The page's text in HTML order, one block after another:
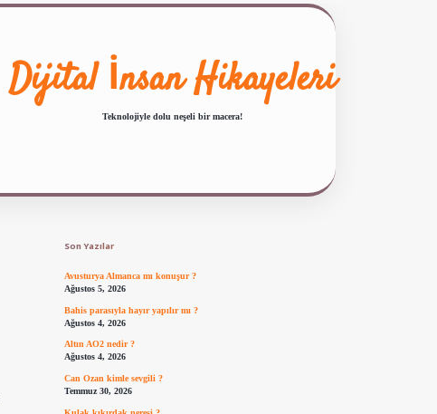
Dijital İnsan Hikayeleri
Teknolojiyle dolu neşeli bir macera!
Son Yazılar
Avusturya Almanca mı konuşur ?
Ağustos 5, 2026
Bahis parasıyla hayır yapılır mı ?
Ağustos 4, 2026
Altın AO2 nedir ?
Ağustos 4, 2026
Can Ozan kimle sevgili ?
Temmuz 30, 2026